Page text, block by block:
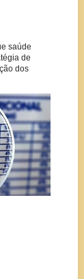
saúde
de
dos